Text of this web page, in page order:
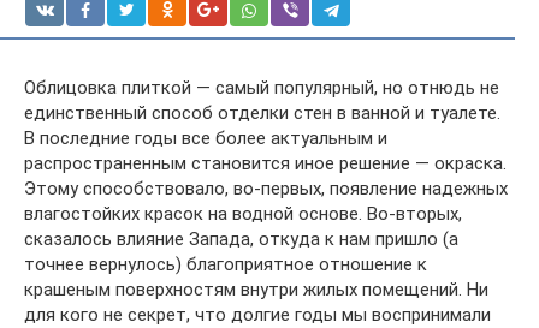
Облицовка плиткой — самый популярный, но отнюдь не
единственный способ отделки стен в ванной и туалете.
В последние годы все более актуальным и
распространенным становится иное решение — окраска.
Этому способствовало, во-первых, появление надежных
влагостойких красок на водной основе. Во-вторых,
сказалось влияние Запада, откуда к нам пришло (а
точнее вернулось) благоприятное отношение к
крашеным поверхностям внутри жилых помещений. Ни
для кого не секрет, что долгие годы мы воспринимали